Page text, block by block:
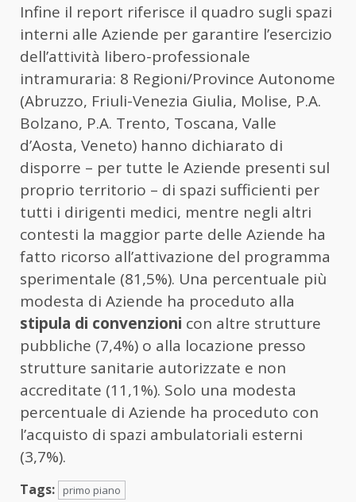
Infine il report riferisce il quadro sugli spazi
interni alle Aziende per garantire l’esercizio
dell’attività libero-professionale
intramuraria: 8 Regioni/Province Autonome
(Abruzzo, Friuli-Venezia Giulia, Molise, P.A.
Bolzano, P.A. Trento, Toscana, Valle
d’Aosta, Veneto) hanno dichiarato di
disporre – per tutte le Aziende presenti sul
proprio territorio – di spazi sufficienti per
tutti i dirigenti medici, mentre negli altri
contesti la maggior parte delle Aziende ha
fatto ricorso all’attivazione del programma
sperimentale (81,5%). Una percentuale più
modesta di Aziende ha proceduto alla
stipula di convenzioni con altre strutture
pubbliche (7,4%) o alla locazione presso
strutture sanitarie autorizzate e non
accreditate (11,1%). Solo una modesta
percentuale di Aziende ha proceduto con
l’acquisto di spazi ambulatoriali esterni
(3,7%).
Tags: primo piano